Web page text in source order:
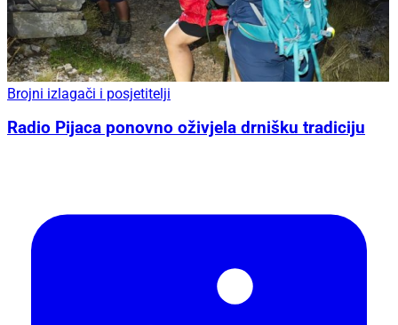
Brojni izlagači i posjetitelji
Radio Pijaca ponovno oživjela drnišku tradiciju